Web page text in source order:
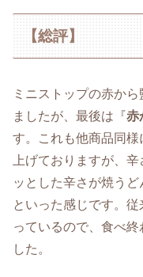
【総評】
ミニストップの赤か
ましたが、最後は『赤
す。これも他商品同
上げておりますが、
ッとした辛さが焼う
といった感じです。
っているので、食べ
した。